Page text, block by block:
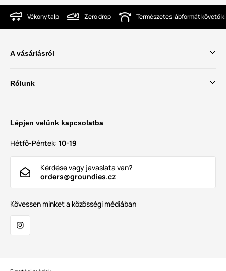
Vékony talp Zero drop Természetes lábformát követő
A vásárlásról
Rólunk
Lépjen velünk kapcsolatba
Hétfő-Péntek: 10-19
Kérdése vagy javaslata van?
orders@groundies.cz
Kövessen minket a közösségi médiában